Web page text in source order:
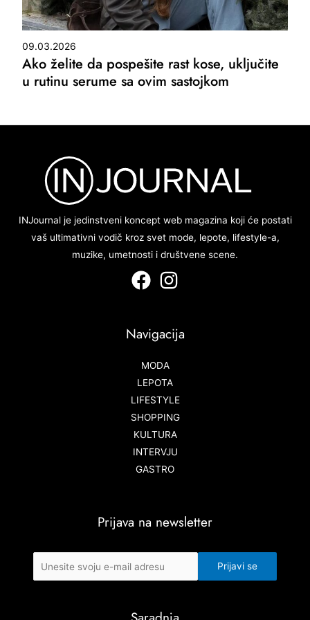
09.03.2026
Ako želite da pospešite rast kose, uključite
u rutinu serume sa ovim sastojkom
INJournal je jedinstveni koncept web magazina koji će postati
vaš ultimativni vodič kroz svet mode, lepote, lifestyle-a,
muzike, umetnosti i društvene scene.
Navigacija
MODA
LEPOTA
LIFESTYLE
SHOPPING
KULTURA
INTERVJU
GASTRO
Prijava na newsletter